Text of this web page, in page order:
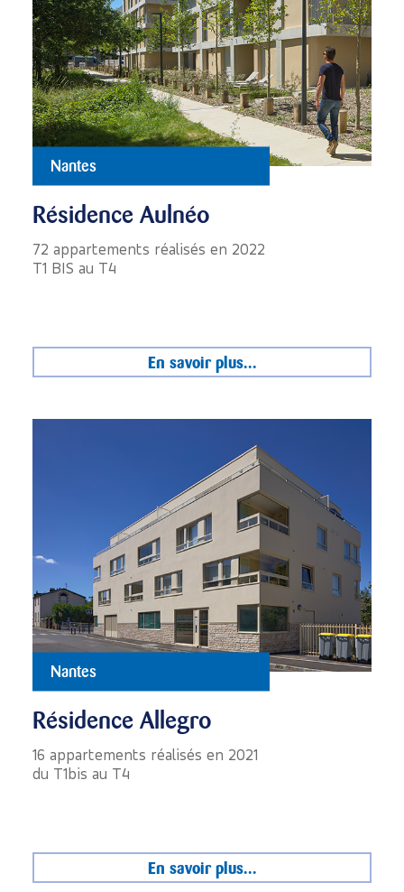
Nantes
Résidence Aulnéo
72 appartements réalisés en 2022
T1 BIS au T4
En savoir plus...
Nantes
Résidence Allegro
16 appartements réalisés en 2021
du T1bis au T4
En savoir plus...